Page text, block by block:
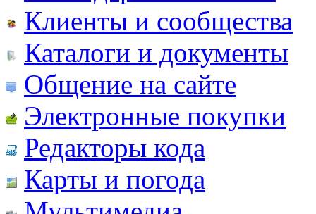
Клиенты и сообщества
Каталоги и документы
Общение на сайте
Электронные покупки
Редакторы кода
Карты и погода